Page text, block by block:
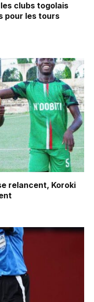
clubs togolais
pour les tours
relancent, Koroki